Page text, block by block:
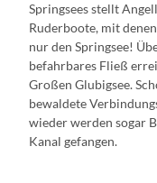
Springsees stellt
Ruderboote, mit
nur den Springsee!
befahrbares Fließ
Großen Glubigsee.
bewaldete
wieder werden sogar
Kanal gefangen.